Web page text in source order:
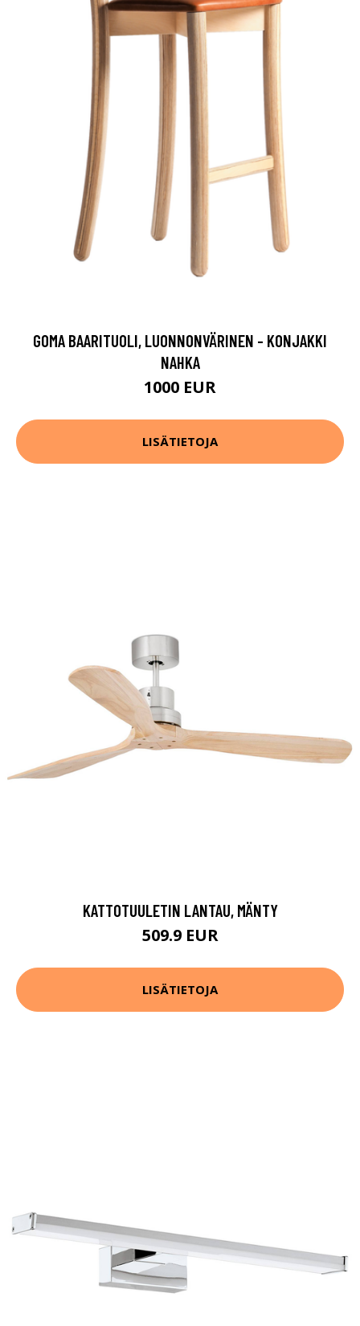
GOMA BAARITUOLI, LUONNONVÄRINEN - KONJAKKI
NAHKA
1000 EUR
LISÄTIETOJA
KATTOTUULETIN LANTAU, MÄNTY
509.9 EUR
LISÄTIETOJA